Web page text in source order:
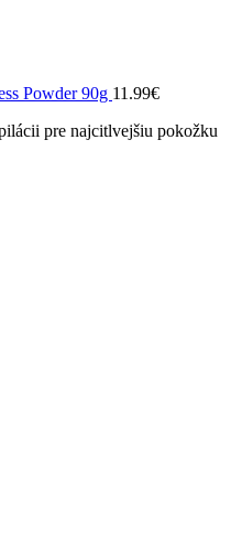
Powder 90g 11.99€
pre najcitlvejšiu pokožku